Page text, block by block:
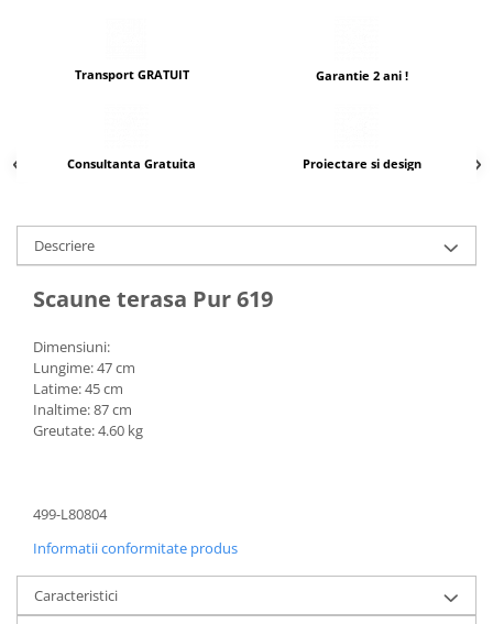
Transport GRATUIT Garantie 2 ani !
Consultanta Gratuita Proiectare si design
Descriere
Scaune terasa Pur 619
Dimensiuni:
Lungime: 47 cm
Latime: 45 cm
Inaltime: 87 cm
Greutate: 4.60 kg
499-L80804
Informatii conformitate produs
Caracteristici